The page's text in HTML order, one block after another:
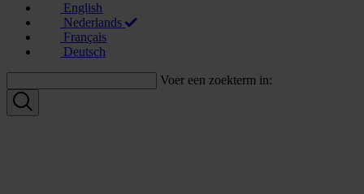
English
Nederlands
Français
Deutsch
Voer een zoekterm in: